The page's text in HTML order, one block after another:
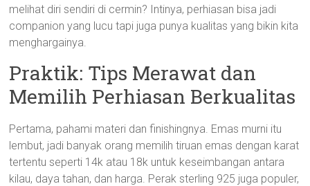
melihat diri sendiri di cermin? Intinya, perhiasan bisa jadi
companion yang lucu tapi juga punya kualitas yang bikin kita
menghargainya.
Praktik: Tips Merawat dan
Memilih Perhiasan Berkualitas
Pertama, pahami materi dan finishingnya. Emas murni itu
lembut, jadi banyak orang memilih tiruan emas dengan karat
tertentu seperti 14k atau 18k untuk keseimbangan antara
kilau, daya tahan, dan harga. Perak sterling 925 juga populer,